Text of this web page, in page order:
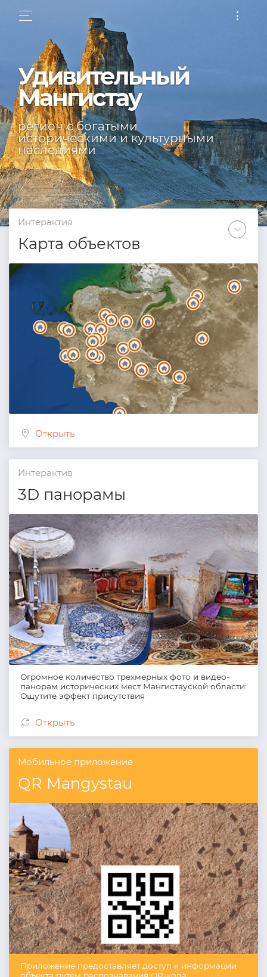
Удивительный
Мангистау
регион с богатыми
историческими и культурными
наследиями
Интерактив
Карта объектов
Открыть
Интерактив
3D панорамы
Огромное количество трехмерных фото и видео-
панорам исторических мест Мангистауской области:
Ощутите эффект присутствия
Открыть
Мобильное приложение
QR Mangystau
Приложение предоставляет доступ к информации
объекта путем распознавания QR-кода,